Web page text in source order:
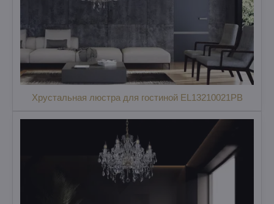
Хрустальная люстра для гостиной EL13210021PB